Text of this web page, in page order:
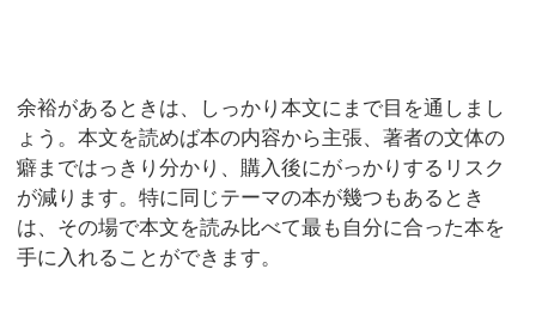
余裕があるときは、しっかり本文にまで目を通しまし
ょう。本文を読めば本の内容から主張、著者の文体の
癖まではっきり分かり、購入後にがっかりするリスク
が減ります。特に同じテーマの本が幾つもあるとき
は、その場で本文を読み比べて最も自分に合った本を
手に入れることができます。